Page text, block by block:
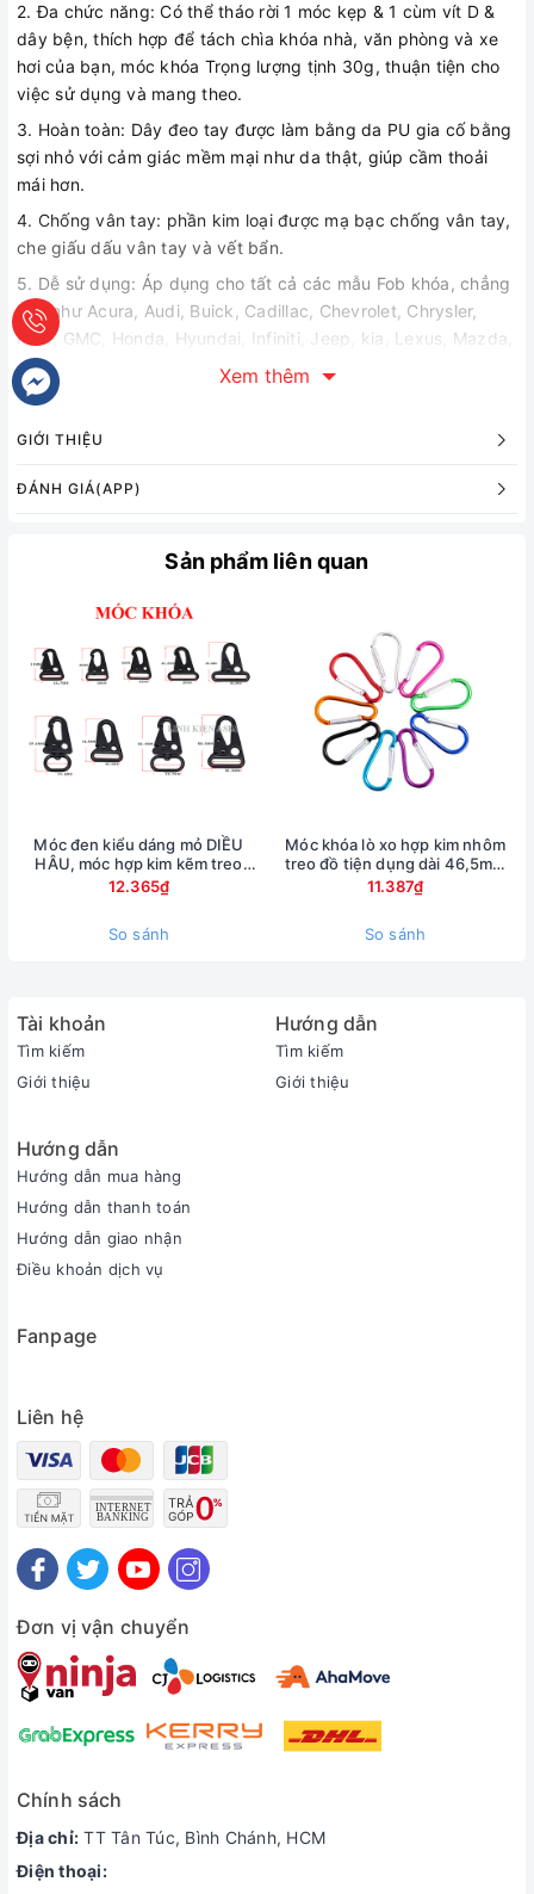
2. Đa chức năng: Có thể tháo rời 1 móc kẹp & 1 cùm vít D &
dây bện, thích hợp để tách chìa khóa nhà, văn phòng và xe
hơi của bạn, móc khóa Trọng lượng tịnh 30g, thuận tiện cho
việc sử dụng và mang theo.
3. Hoàn toàn: Dây đeo tay được làm bằng da PU gia cố bằng
sợi nhỏ với cảm giác mềm mại như da thật, giúp cầm thoải
mái hơn.
4. Chống vân tay: phần kim loại được mạ bạc chống vân tay,
che giấu dấu vân tay và vết bẩn.
5. Dễ sử dụng: Áp dụng cho tất cả các mẫu Fob khóa, chẳng
hạn như Acura, Audi, Buick, Cadillac, Chevrolet, Chrysler,
Ford, GMC, Honda, Hyundai, Infiniti, Jeep, kia, Lexus, Mazda,
Mercedes, Mitsubishi, Nissan, RAM, Subaru, Tesla, TOYOTA,
Volkswagen và các mô hình khác.
Các tính năng:
-Dễ dàng lắp đặt.
khóa, mất thú cưng, móc treo chìa khóa.
Thông số kỹ thuật:
Gói bao gồm:
1 x Dây Buộc
1 x Bộ số điện thoại (6 nhóm)
Xem thêm
GIỚI THIỆU
ĐÁNH GIÁ(APP)
Sản phẩm liên quan
Móc đen kiểu dáng mỏ DIỀU
HÂU, móc hợp kim kẽm treo
hành lý
12.365₫
So sánh
Móc khóa lò xo hợp kim nhôm
treo đồ tiện dụng dài 46,5mm
(màu ngẫu nhiên)
11.387₫
So sánh
Tài khoản
Tìm kiếm
Giới thiệu
Hướng dẫn
Tìm kiếm
Giới thiệu
Hướng dẫn
Hướng dẫn mua hàng
Hướng dẫn thanh toán
Hướng dẫn giao nhận
Điều khoản dịch vụ
Fanpage
Liên hệ
Đơn vị vận chuyển
Chính sách
Địa chỉ: TT Tân Túc, Bình Chánh, HCM
Điện thoại: